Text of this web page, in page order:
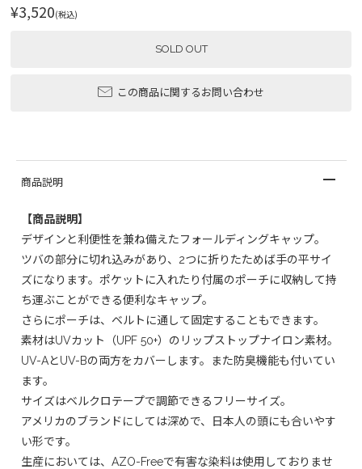
¥3,520(税込)
SOLD OUT
この商品に関するお問い合わせ
商品説明
【商品説明】
デザインと利便性を兼ね備えたフォールディングキャップ。
ツバの部分に切れ込みがあり、2つに折りたためば手の平サイ
ズになります。ポケットに入れたり付属のポーチに収納して持
ち運ぶことができる便利なキャップ。
さらにポーチは、ベルトに通して固定することもできます。
素材はUVカット（UPF 50+）のリップストップナイロン素材。
UV-AとUV-Bの両方をカバーします。また防臭機能も付いてい
ます。
サイズはベルクロテープで調節できるフリーサイズ。
アメリカのブランドにしては深めで、日本人の頭にも合いやす
い形です。
生産においては、AZO-Freeで有害な染料は使用しておりませ